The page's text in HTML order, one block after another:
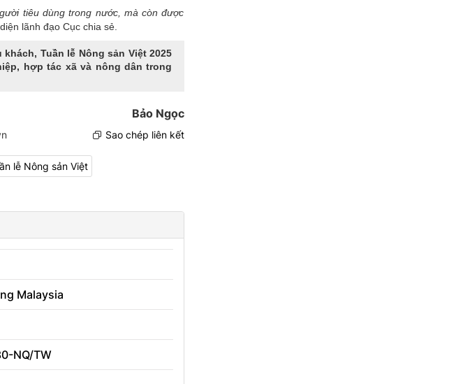
tiêu dùng trong nước, mà còn được
lãnh đạo Cục chia sẻ.
Tuần lễ Nông sản Việt 2025
hợp tác xã và nông dân trong
Bảo Ngọc
Sao chép liên kết
lễ Nông sản Việt
Malaysia
NQ/TW